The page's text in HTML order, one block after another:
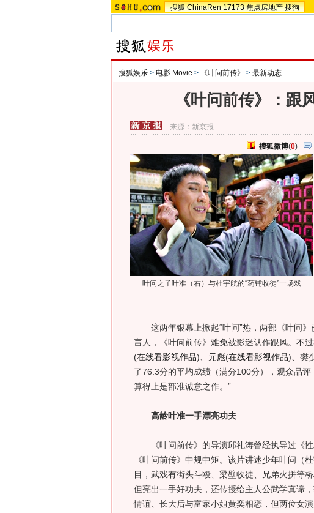
搜狐 ChinaRen 17173 焦点房地产 搜狗
搜狐娱乐 > 电影 Movie > 《叶问前传》 > 最新动态
《叶问前传》：跟
来源： 新京报
搜狐微博(0)
叶问之子叶准（右）与杜宇航的“药铺收徒”一场戏
这两年银幕上掀起“叶问”热，两部《叶问》
言人，《叶问前传》难免被影迷认作跟风。不
(在线看影视作品) 元彪(在线看影视作品) 、
了76.3分的平均成绩（满分100分），观众品
算得上是部准诚意之作。”
高龄叶准一手漂亮功夫
《叶问前传》的导演邱礼涛曾经执导过《性
《叶问前传》中规中矩。该片讲述少年叶问（
目，武戏有街头斗殴、梁壁收徒、兄弟火拼等
但亮出一手好功夫，还传授给主人公武学真谛
情谊、长大后与富家小姐黄奕相恋，但两位女